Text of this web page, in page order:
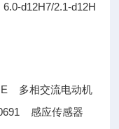
d12H7/2.1-d12H
多相交流电动机
感应传感器